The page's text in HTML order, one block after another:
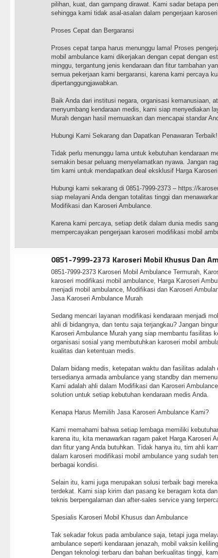
pilihan, kuat, dan gampang dirawat. Kami sadar betapa
sehingga kami tidak asal-asalan dalam pengerjaan
Proses Cepat dan Bergaransi
Proses cepat tanpa harus menunggu lama! Proses
mobil ambulance kami dikerjakan dengan cepat dengan
minggu, tergantung jenis kendaraan dan fitur tambahan
semua pekerjaan kami bergaransi, karena kami percaya
dipertanggungjawabkan.
Baik Anda dari institusi negara, organisasi kemanusiaan,
menyumbang kendaraan medis, kami siap menyediakan
Murah dengan hasil memuaskan dan mencapai standar
Hubungi Kami Sekarang dan Dapatkan Penawaran Terbaik!
Tidak perlu menunggu lama untuk kebutuhan kendaraan
semakin besar peluang menyelamatkan nyawa. Jangan
tim kami untuk mendapatkan deal eksklusif Harga
Hubungi kami sekarang di 0851-7999-2373 – https://
siap melayani Anda dengan totalitas tinggi dan
Modifikasi dan Karoseri Ambulance.
Karena kami percaya, setiap detik dalam dunia medis
mempercayakan pengerjaan karoseri modifikasi mobil
0851-7999-2373 Karoseri Mobil Khusus Dan
0851-7999-2373 Karoseri Mobil Ambulance Termurah,
karoseri modifikasi mobil ambulance, Harga Karoseri
menjadi mobil ambulance, Modifikasi dan Karoseri
Jasa Karoseri Ambulance Murah
Sedang mencari layanan modifikasi kendaraan menjadi
ahli di bidangnya, dan tentu saja terjangkau? Jangan
Karoseri Ambulance Murah yang siap membantu fasilitas
organisasi sosial yang membutuhkan karoseri mobil
kualitas dan ketentuan medis.
Dalam bidang medis, ketepatan waktu dan fasilitas
tersedianya armada ambulance yang standby dan
Kami adalah ahli dalam Modifikasi dan Karoseri
solution untuk setiap kebutuhan kendaraan medis Anda.
Kenapa Harus Memilih Jasa Karoseri Ambulance Kami?
Kami memahami bahwa setiap lembaga memiliki
karena itu, kita menawarkan ragam paket Harga Karoseri
dan fitur yang Anda butuhkan. Tidak hanya itu, tim ahli
dalam karoseri modifikasi mobil ambulance yang sudah
berbagai kondisi.
Selain itu, kami juga merupakan solusi terbaik bagi
terdekat. Kami siap kirim dan pasang ke beragam kota
teknis berpengalaman dan after-sales service yang
Spesialis Karoseri Mobil Khusus dan Ambulance
Tak sekadar fokus pada ambulance saja, tetapi juga
ambulance seperti kendaraan jenazah, mobil vaksin
Dengan teknologi terbaru dan bahan berkualitas tinggi,